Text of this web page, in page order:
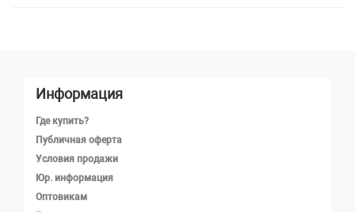
Информация
Где купить?
Публичная оферта
Условия продажи
Юр. информация
Оптовикам